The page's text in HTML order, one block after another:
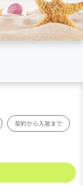
契約から入居まで